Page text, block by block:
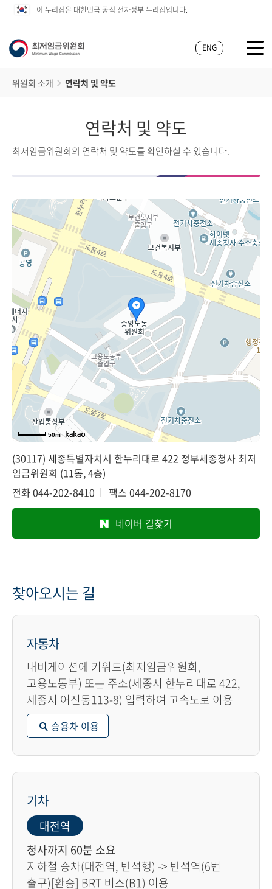
이 누리집은 대한민국 공식 전자정부 누리집입니다.
ENG
위원회 소개 연락처 및 약도
연락처 및 약도
최저임금위원회의 연락처 및 약도를 확인하실 수 있습니다.
50m
(30117) 세종특별자치시 한누리대로 422 정부세종청사 최저
임금위원회 (11동, 4층)
전화044-202-8410 팩스 044-202-8170
네이버 길찾기
찾아오시는 길
자동차
내비게이션에 키워드(최저임금위원회,
고용노동부) 또는 주소(세종시 한누리대로 422,
세종시 어진동113-8) 입력하여 고속도로 이용
승용차 이용
기차
대전역
청사까지 60분 소요
지하철 승차(대전역, 반석행) -> 반석역(6번
출구)[환승] BRT 버스(B1) 이용